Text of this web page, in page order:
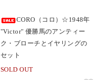
CORO（コロ）☆1948年
"Victor" 優勝馬のアンティー
ク・ブローチとイヤリングの
セット
SOLD OUT